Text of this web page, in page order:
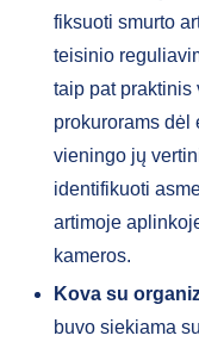
fiksuoti smurto
teisinio
taip pat praktinis
prokurorams dėl
vieningo jų
identifikuoti
artimoje
kameros.
Kova su
buvo siekiama